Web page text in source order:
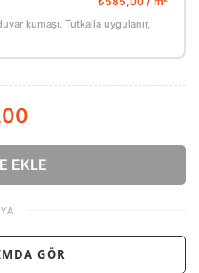
kumaşı. Tutkalla uygulanır,
EKLE
GÖR